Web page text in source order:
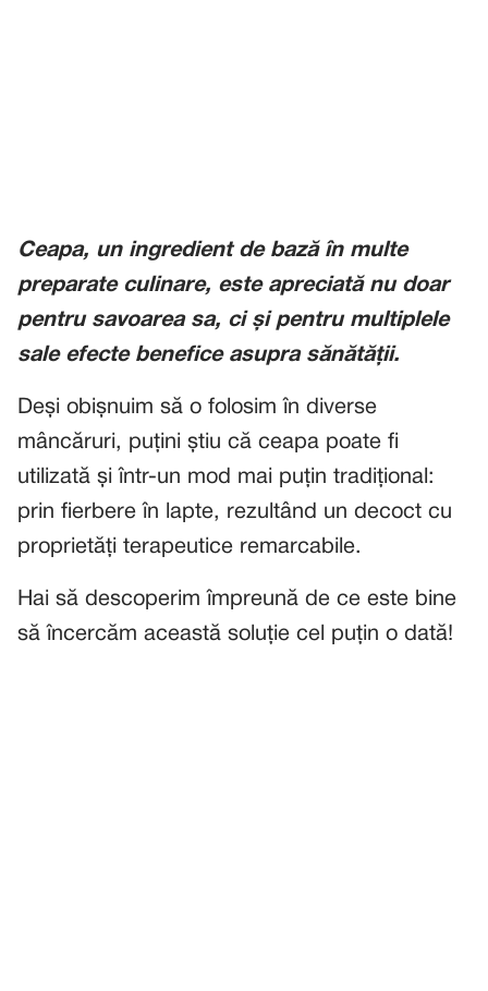
Ceapa, un ingredient de bază în multe
preparate culinare, este apreciată nu doar
pentru savoarea sa, ci și pentru multiplele
sale efecte benefice asupra sănătății.
Deși obișnuim să o folosim în diverse
mâncăruri, puțini știu că ceapa poate fi
utilizată și într-un mod mai puțin tradițional:
prin fierbere în lapte, rezultând un decoct cu
proprietăți terapeutice remarcabile.
Hai să descoperim împreună de ce este bine
să încercăm această soluție cel puțin o dată!